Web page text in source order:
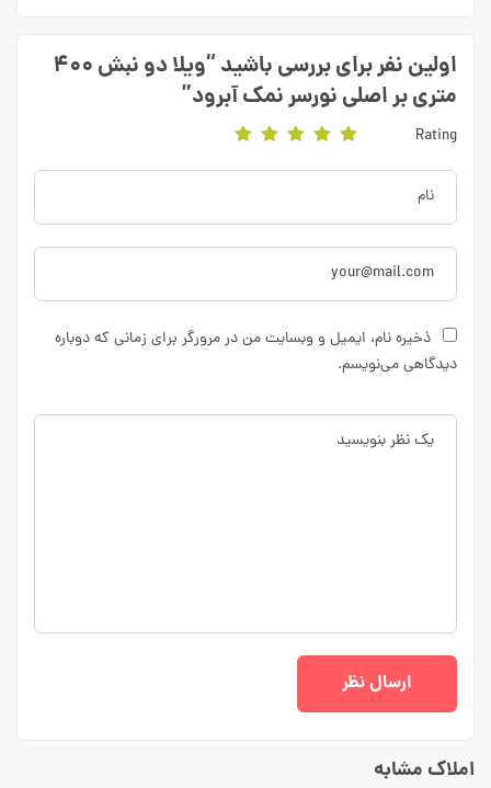
اولین نفر برای بررسی باشید “ویلا دو نبش ۴۰۰
متری بر اصلی نورسر نمک آبرود”
Rating
ذخیره نام، ایمیل و وبسایت من در مرورگر برای زمانی که دوباره
دیدگاهی می‌نویسم.
املاک مشابه